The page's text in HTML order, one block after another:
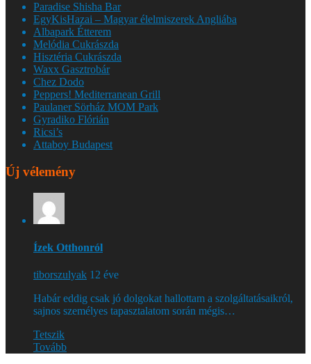
Paradise Shisha Bar
EgyKisHazai – Magyar élelmiszerek Angliába
Albapark Étterem
Melódia Cukrászda
Hisztéria Cukrászda
Waxx Gasztrobár
Chez Dodo
Peppers! Mediterranean Grill
Paulaner Sörház MOM Park
Gyradiko Flórián
Ricsi’s
Attaboy Budapest
Új vélemény
Ízek Otthonról
tiborszulyak 12 éve
Habár eddig csak jó dolgokat hallottam a szolgáltatásaikról,
sajnos személyes tapasztalatom során mégis…
Tetszik
Tovább